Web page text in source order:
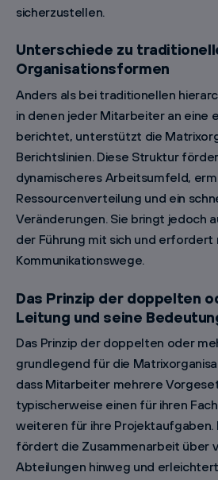
sicherzustellen.
Unterschiede zu
Organisationsformen
Anders als bei traditionellen
in denen jeder Mitarbeiter an eine
berichtet, unterstützt die
Berichtslinien. Diese Struktur
dynamischeres Arbeitsumfeld,
Ressourcenverteilung und ein
Veränderungen. Sie bringt jedoch
der Führung mit sich und erfordert
Kommunikationswege.
Das Prinzip der doppelten
Leitung und seine
Das Prinzip der doppelten oder
grundlegend für die
dass Mitarbeiter mehrere
typischerweise einen für ihren
weiteren für ihre Projektaufgaben.
fördert die Zusammenarbeit über
Abteilungen hinweg und